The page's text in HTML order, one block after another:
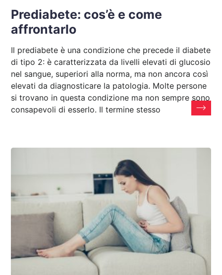
Prediabete: cos’è e come
affrontarlo
Il prediabete è una condizione che precede il diabete
di tipo 2: è caratterizzata da livelli elevati di glucosio
nel sangue, superiori alla norma, ma non ancora così
elevati da diagnosticare la patologia. Molte persone
si trovano in questa condizione ma non sempre sono
consapevoli di esserlo. Il termine stesso